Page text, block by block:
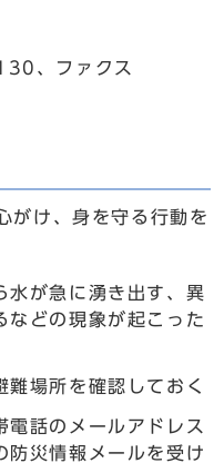
、ファクス
がけ、身を守る行動を
水が急に湧き出す、異
などの現象が起こった
難場所を確認しておく
電話のメールアドレス
防災情報メールを受け